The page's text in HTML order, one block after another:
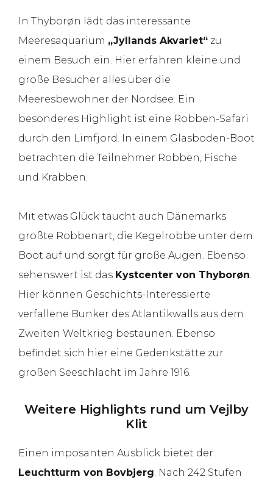
In Thyborøn lädt das interessante
Meeresaquarium „Jyllands Akvariet“ zu
einem Besuch ein. Hier erfahren kleine und
große Besucher alles über die
Meeresbewohner der Nordsee. Ein
besonderes Highlight ist eine Robben-Safari
durch den Limfjord. In einem Glasboden-Boot
betrachten die Teilnehmer Robben, Fische
und Krabben.
Mit etwas Glück taucht auch Dänemarks
größte Robbenart, die Kegelrobbe unter dem
Boot auf und sorgt für große Augen. Ebenso
sehenswert ist das Kystcenter von Thyborøn
Hier können Geschichts-Interessierte
verfallene Bunker des Atlantikwalls aus dem
Zweiten Weltkrieg bestaunen. Ebenso
befindet sich hier eine Gedenkstätte zur
großen Seeschlacht im Jahre 1916.
Weitere Highlights rund um Vejlby
Klit
Einen imposanten Ausblick bietet der
Leuchtturm von Bovbjerg . Nach 242 Stufen